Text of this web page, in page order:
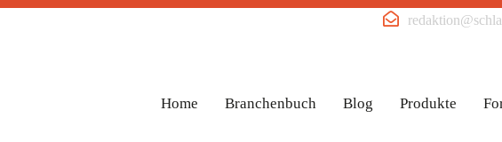
Home Branchenbuch Blog Produkte